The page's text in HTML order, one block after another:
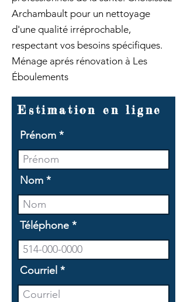
Archambault pour un nettoyage
d'une qualité irréprochable,
respectant vos besoins spécifiques.
Ménage aprés rénovation à Les
Éboulements
Estimation en ligne
Prénom
Nom
Téléphone
Courriel